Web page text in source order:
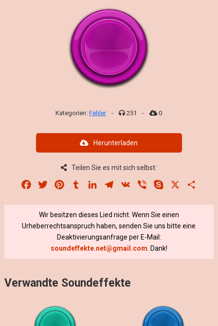
Kategorien:Fehler - 251 - 0
Herunterladen
Teilen Sie es mit sich selbst:
Facebook
Twitter PinterestTumblrLinkedInTelegram
VK Viber Skype
Wir besitzen dieses Lied nicht. Wenn Sie einen
Urheberrechtsanspruch haben, senden Sie uns bitte eine
Deaktivierungsanfrage per E-Mail:
soundeffekte.net@gmail.com . Dank!
Verwandte Soundeffekte